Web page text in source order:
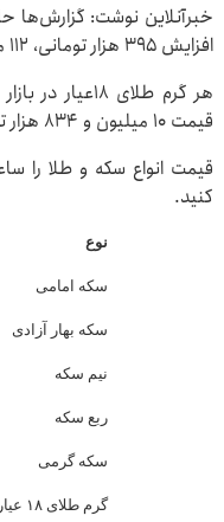
خبرآنلاین نوشت: گزارش‌ها
افزایش ۳۹۵ هزار تومانی، ۱۱۲ میلیون و ۹۰۵ هزار تومان شد.
قیمت ۱۰ میلیون و ۸۳۴ هزار تومان به فروش رفت.
کنید.
نوع
سکه امامی
سکه بهار آزادی
نیم سکه
ربع سکه
سکه گرمی
گرم طلای ۱۸ عیار